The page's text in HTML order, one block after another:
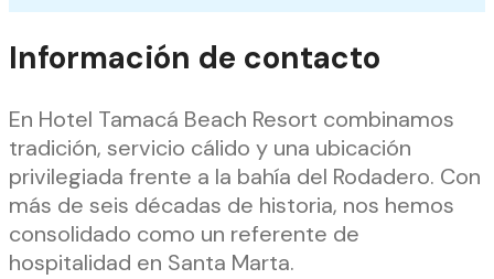
Información de contacto
En Hotel Tamacá Beach Resort combinamos
tradición, servicio cálido y una ubicación
privilegiada frente a la bahía del Rodadero. Con
más de seis décadas de historia, nos hemos
consolidado como un referente de
hospitalidad en Santa Marta.